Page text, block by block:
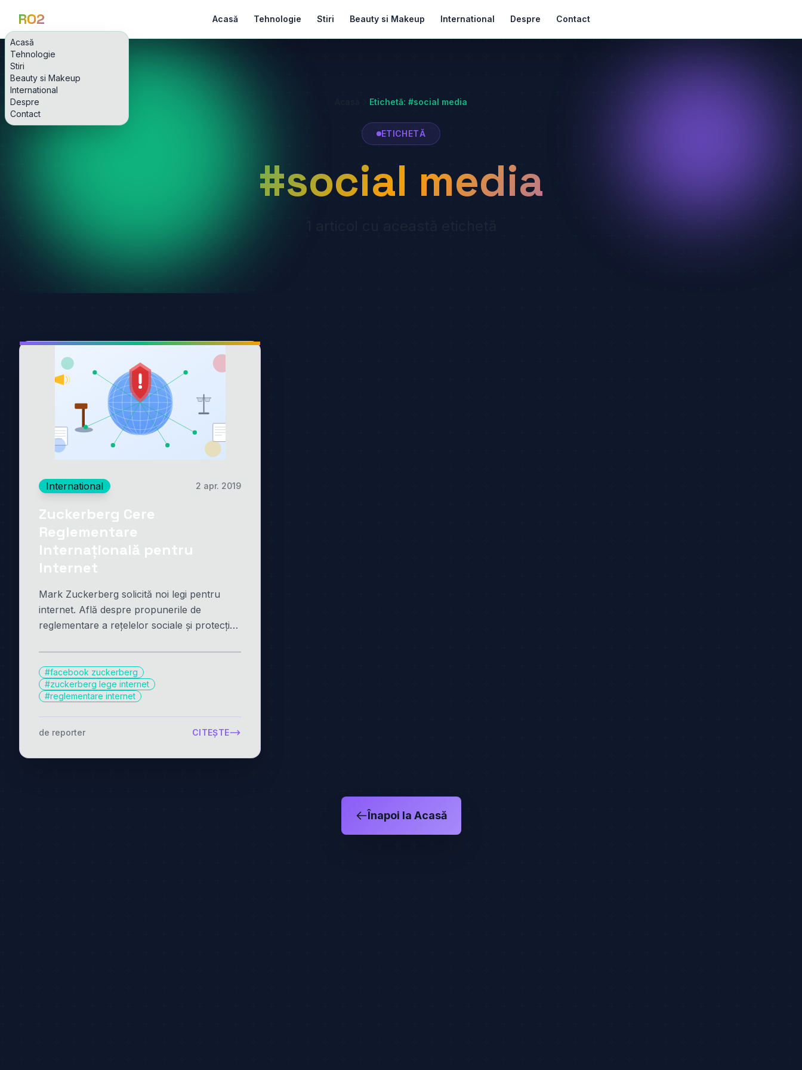
Acasă
Tehnologie
Stiri
Beauty si Makeup
International
Despre
Contact
RO2 Acasă Tehnologie Stiri Beauty si Makeup International Despre Contact
Etichetă: #social media
ETICHETĂ
#social media
International 2 apr. 2019
Zuckerberg Cere
Reglementare
Internațională pentru
Internet
Mark Zuckerberg solicită noi legi pentru
internet. Află despre propunerile de
reglementare a rețelelor sociale și protecția
#facebook zuckerberg
#zuckerberg lege internet
#reglementare internet
de reporter CITEȘTE
Înapoi la Acasă